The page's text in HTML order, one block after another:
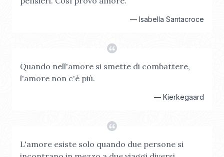
— Isabella Santacroce
Quando nell'amore si smette di combattere,
l'amore non c'è più.
— Kierkegaard
L'amore esiste solo quando due persone si